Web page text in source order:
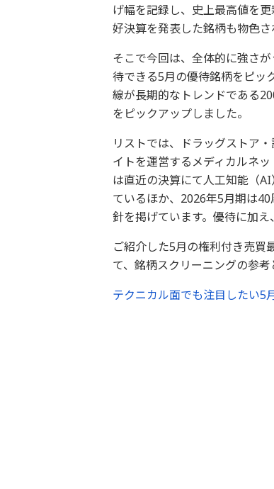
げ幅を記録し、史上最高値を
好決算を発表した銘柄も物色さ
そこで今回は、全体的に強さ
待できる5月の優待銘柄をピッ
線が長期的なトレンドである
をピックアップしました。
リストでは、ドラッグストア
イトを運営するメディカルネッ
は直近の決算にて人工知能（
ているほか、2026年5月期は
針を掲げています。優待に加え
ご紹介した5月の権利付き売買
て、銘柄スクリーニングの参考
テクニカル面でも注目したい5